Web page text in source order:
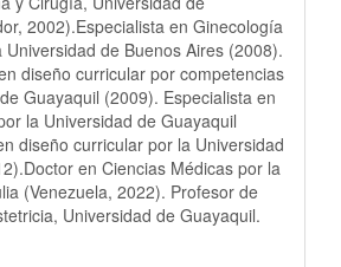
2002).Especialista en Ginecología
de Buenos Aires (2008).
diseño curricular por competencias
Guayaquil (2009). Especialista en
la Universidad de Guayaquil
diseño curricular por la Universidad
en Ciencias Médicas por la
(Venezuela, 2022). Profesor de
Universidad de Guayaquil.